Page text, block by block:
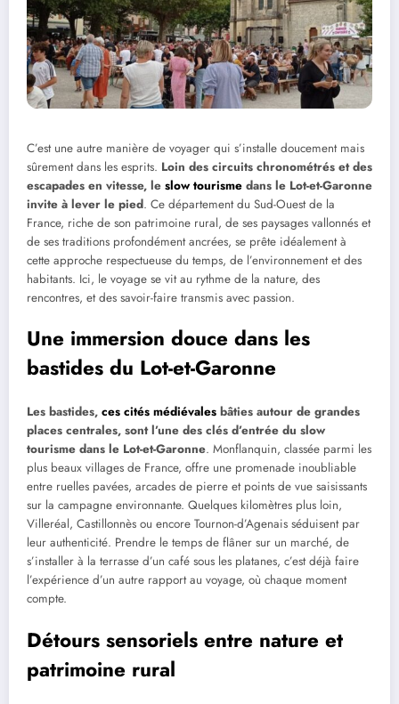
C’est une autre manière de voyager qui s’installe doucement mais
sûrement dans les esprits. Loin des circuits chronométrés et des
escapades en vitesse, le slow tourisme dans le Lot-et-Garonne
invite à lever le pied. Ce département du Sud-Ouest de la
France, riche de son patrimoine rural, de ses paysages vallonnés et
de ses traditions profondément ancrées, se prête idéalement à
cette approche respectueuse du temps, de l’environnement et des
habitants. Ici, le voyage se vit au rythme de la nature, des
rencontres, et des savoir-faire transmis avec passion.
Une immersion douce dans les
bastides du Lot-et-Garonne
Les bastides, ces cités médiévales bâties autour de grandes
places centrales, sont l’une des clés d’entrée du slow
tourisme dans le Lot-et-Garonne. Monflanquin, classée parmi les
plus beaux villages de France, offre une promenade inoubliable
entre ruelles pavées, arcades de pierre et points de vue saisissants
sur la campagne environnante. Quelques kilomètres plus loin,
Villeréal, Castillonnès ou encore Tournon-d’Agenais séduisent par
leur authenticité. Prendre le temps de flâner sur un marché, de
s’installer à la terrasse d’un café sous les platanes, c’est déjà faire
l’expérience d’un autre rapport au voyage, où chaque moment
compte.
Détours sensoriels entre nature et
patrimoine rural